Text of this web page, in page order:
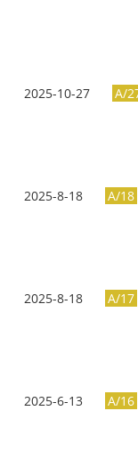
2025-10-27 A/
2025-8-18 A/18
2025-8-18
A/17
2025-6-13 A/16